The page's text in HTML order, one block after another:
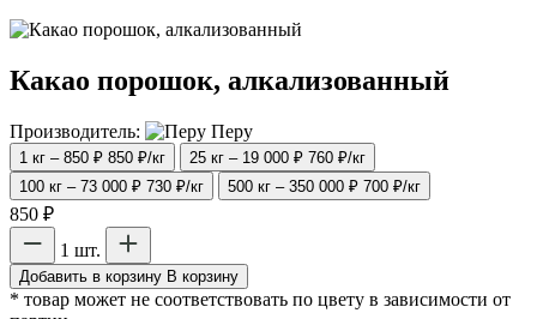
Какао порошок, алкализованный
Производитель: Перу
1 кг – 850 ₽ 850 ₽/кг 25 кг – 19 000 ₽ 760 ₽/кг
100 кг – 73 000 ₽ 730 ₽/кг 500 кг – 350 000 ₽ 700 ₽/кг
850 ₽
1 шт.
Добавить в корзину В корзину
* товар может не соответствовать по цвету в зависимости от